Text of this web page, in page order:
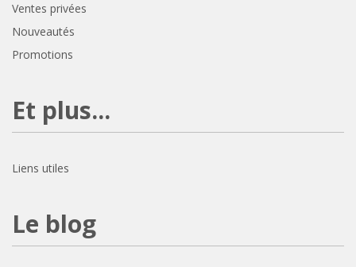
Ventes privées
Nouveautés
Promotions
Et plus...
Liens utiles
Le blog